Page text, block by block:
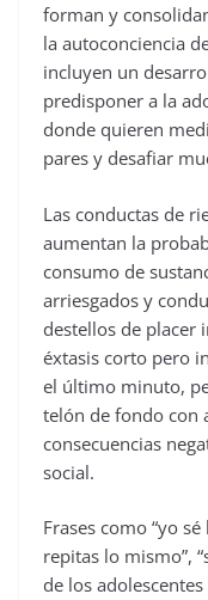
forman y
la autoconciencia
incluyen un
predisponer a la
donde quieren
pares y desafiar
Las conductas de
aumentan la
consumo de
arriesgados y
destellos de placer
éxtasis corto pero
el último minuto,
telón de fondo con
consecuencias
social.
Frases como “yo sé
repitas lo mismo”,
de los